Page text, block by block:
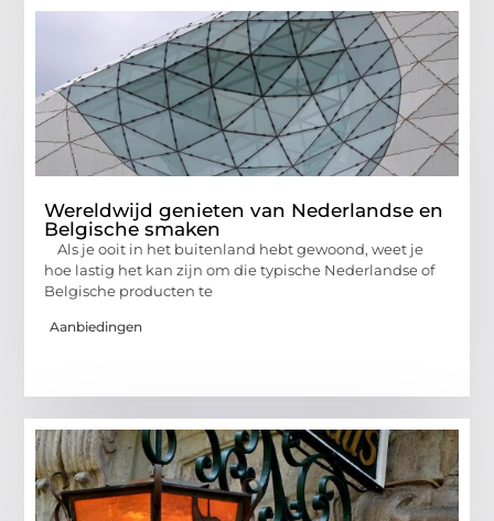
Wereldwijd genieten van Nederlandse en
Belgische smaken
Als je ooit in het buitenland hebt gewoond, weet je
hoe lastig het kan zijn om die typische Nederlandse of
Belgische producten te
Aanbiedingen